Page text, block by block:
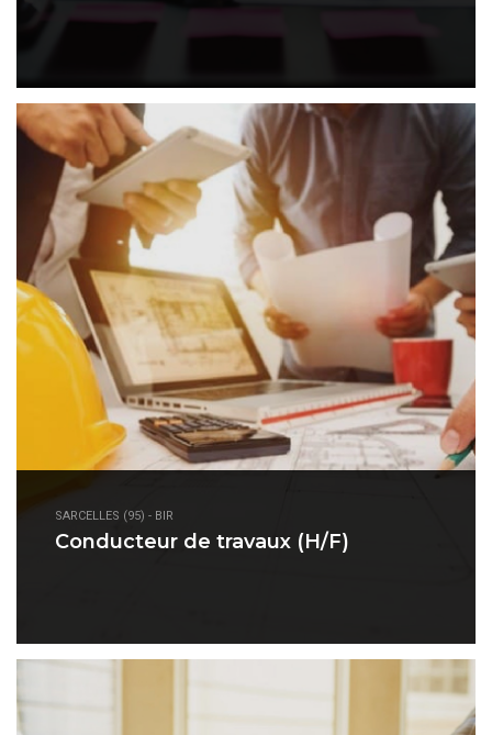
SARCELLES (95) - BIR
Conducteur de travaux (H/F)